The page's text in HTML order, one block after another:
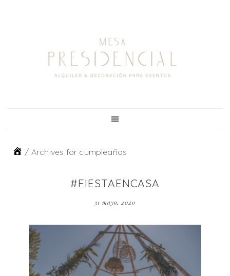
/ Archives for cumpleaños
#FIESTAENCASA
31 mayo, 2020